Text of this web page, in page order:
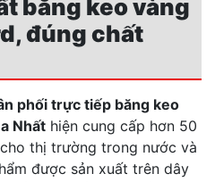
băng keo vàng
đúng chất
phối trực tiếp băng keo
Nhất hiện cung cấp hơn 50
thị trường trong nước và
được sản xuất trên dây